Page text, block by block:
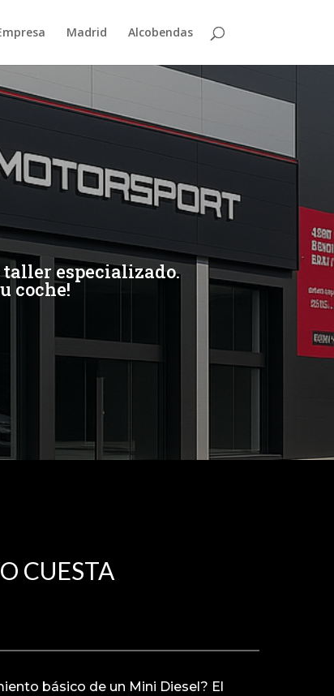
Madrid Alcobendas
especializado.
coche!
CUESTA
básico de un Mini Diesel? El